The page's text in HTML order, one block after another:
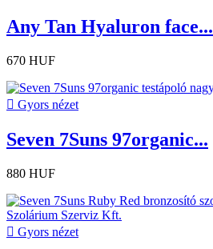
Any Tan Hyaluron face...
670 HUF
 Gyors nézet
Seven 7Suns 97organic...
880 HUF
 Gyors nézet